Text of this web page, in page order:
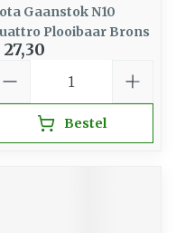
Gaanstok N10
Plooibaar Brons
Bestel